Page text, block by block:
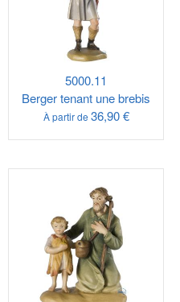
5000.11
Berger tenant une brebis
À partir de 36,90 €